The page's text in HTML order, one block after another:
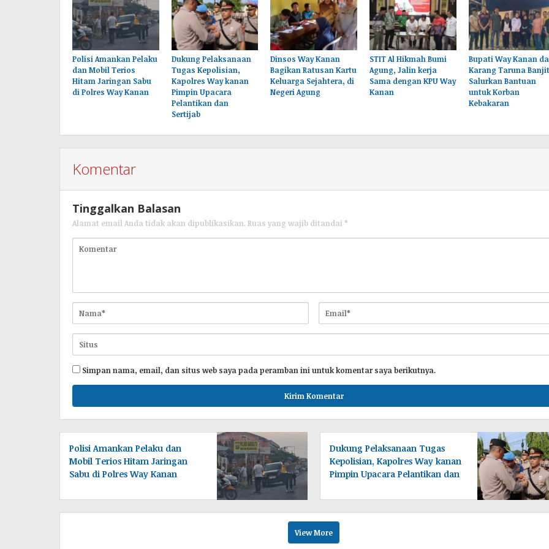
Polisi Amankan Pelaku
dan Mobil Terios
Hitam Jaringan Sabu
di Polres Way Kanan
Dukung Pelaksanaan
Tugas Kepolisian,
Kapolres Way kanan
Pimpin Upacara
Pelantikan dan
Sertijab
Dinsos Way Kanan
Bagikan Ratusan Kartu
Keluarga Sejahtera, di
Negeri Agung
STIT Al Hikmah Bumi
Agung, Jalin kerja
Sama dengan KPU Way
Kanan
Bupati Way Kanan
Karang Taruna Banjit
Salurkan Bantuan
untuk Korban
Kebakaran
Komentar
Tinggalkan Balasan
Alamat email Anda tidak akan dipublikasikan. Ruas yang wajib ditandai *
Simpan nama, email, dan situs web saya pada peramban ini untuk komentar saya berikutnya.
Polisi Amankan Pelaku dan
Mobil Terios Hitam Jaringan
Sabu di Polres Way Kanan
Dukung Pelaksanaan Tugas
Kepolisian, Kapolres Way kanan
Pimpin Upacara Pelantikan dan
View More